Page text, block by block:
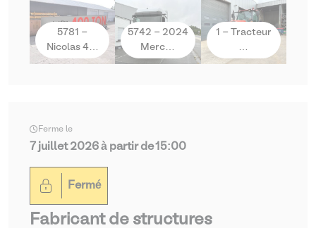
5781 -
Nicolas 4…
5742 - 2024
Merc…
1 - Tracteur
…
Ferme le
7 juillet 2026 à partir de 15:00
Fermé
Fabricant de structures